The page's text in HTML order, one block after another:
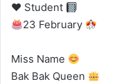
♥️ Student
23 February
Miss Name
Bak Bak Queen